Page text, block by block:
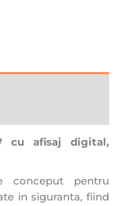
cu afisaj digital,
conceput pentru
in siguranta, fiind